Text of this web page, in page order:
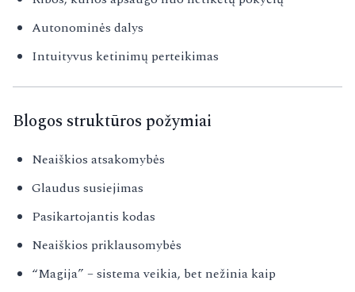
Autonominės dalys
Intuityvus ketinimų perteikimas
Blogos struktūros požymiai
Neaiškios atsakomybės
Glaudus susiejimas
Pasikartojantis kodas
Neaiškios priklausomybės
“Magija” – sistema veikia, bet nežinia kaip